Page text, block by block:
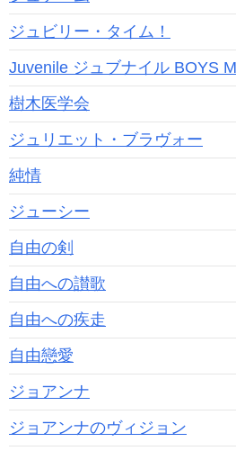
ジュビリー・タイム！
Juvenile ジュブナイル BOYS
樹木医学会
ジュリエット・ブラヴォー
純情
ジューシー
自由の剣
自由への讃歌
自由への疾走
自由戀愛
ジョアンナ
ジョアンナのヴィジョン